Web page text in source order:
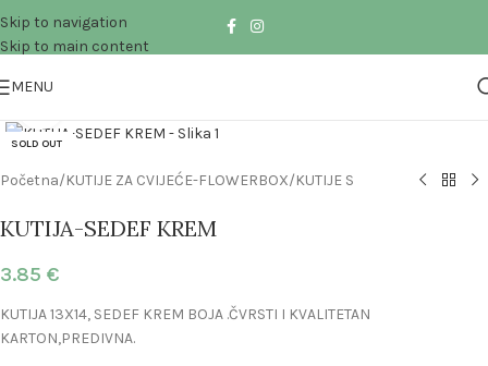
Skip to navigation
Skip to main content
MENU
SOLD OUT
Početna/KUTIJE ZA CVIJEĆE-FLOWERBOX/KUTIJE S
KUTIJA-SEDEF KREM
3.85 €
KUTIJA 13X14, SEDEF KREM BOJA .ČVRSTI I KVALITETAN
KARTON,PREDIVNA.